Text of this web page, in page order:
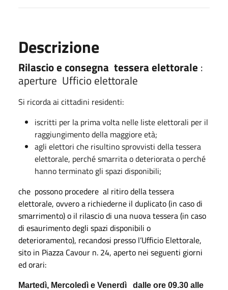
Descrizione
Rilascio e consegna tessera elettorale :
aperture Ufficio elettorale
Si ricorda ai cittadini residenti:
iscritti per la prima volta nelle liste elettorali per il
raggiungimento della maggiore età;
agli elettori che risultino sprovvisti della tessera
elettorale, perché smarrita o deteriorata o perché
hanno terminato gli spazi disponibili;
che possono procedere al ritiro della tessera
elettorale, ovvero a richiederne il duplicato (in caso di
smarrimento) o il rilascio di una nuova tessera (in caso
di esaurimento degli spazi disponibili o
deterioramento), recandosi presso l’Ufficio Elettorale,
sito in Piazza Cavour n. 24, aperto nei seguenti giorni
ed orari:
Martedì, Mercoledì e Venerdì
dalle ore 09.30 alle